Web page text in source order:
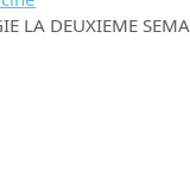
LA DEUXIEME